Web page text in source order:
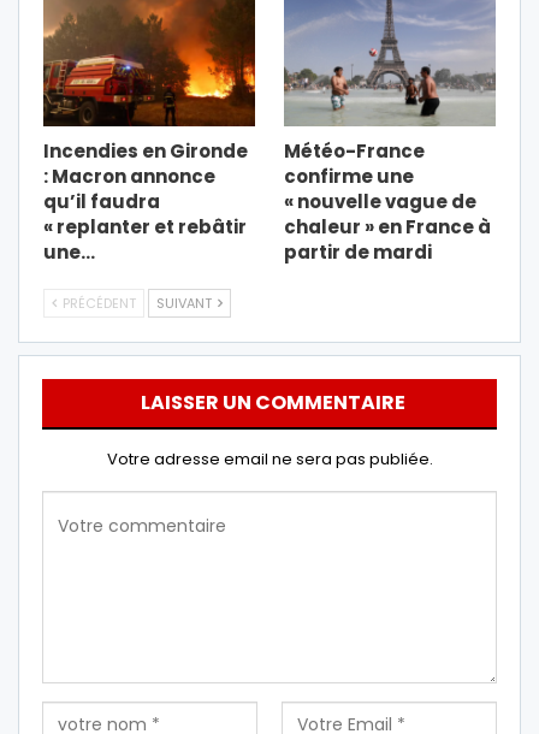
Incendies en Gironde
: Macron annonce
qu’il faudra
« replanter et rebâtir
une…
Météo-France
confirme une
« nouvelle vague de
chaleur » en France à
partir de mardi
PRÉCÉDENT SUIVANT
LAISSER UN COMMENTAIRE
Votre adresse email ne sera pas publiée.